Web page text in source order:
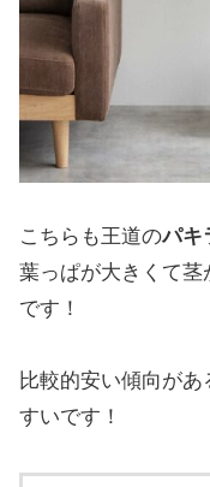
こちらも王道のパキ
葉っぱが大きくて
です！
比較的安い傾向が
すいです！